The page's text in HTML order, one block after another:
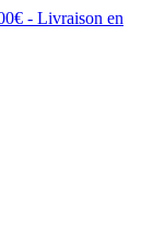
- Livraison en